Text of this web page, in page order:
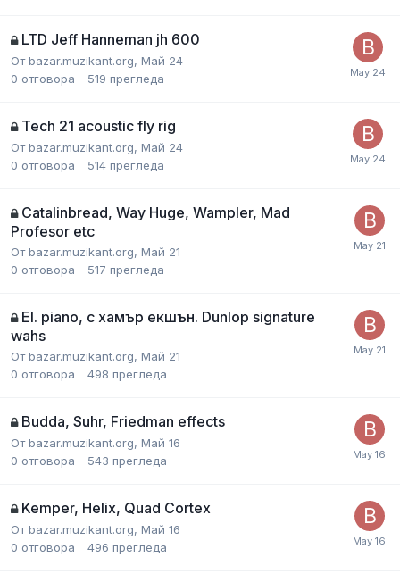
LTD Jeff Hanneman jh 600
Отbazar.muzikant.org, Май 24
0 отговора 519 прегледа
Tech 21 acoustic fly rig
Отbazar.muzikant.org, Май 24
0 отговора 514 прегледа
Catalinbread, Way Huge, Wampler, Mad
Profesor etc
Отbazar.muzikant.org, Май 21
0 отговора 517 прегледа
El. piano, с хамър екшън. Dunlop signature
wahs
Отbazar.muzikant.org, Май 21
0 отговора 498 прегледа
Budda, Suhr, Friedman effects
Отbazar.muzikant.org, Май 16
0 отговора 543 прегледа
Kemper, Helix, Quad Cortex
Отbazar.muzikant.org, Май 16
0 отговора 496 прегледа